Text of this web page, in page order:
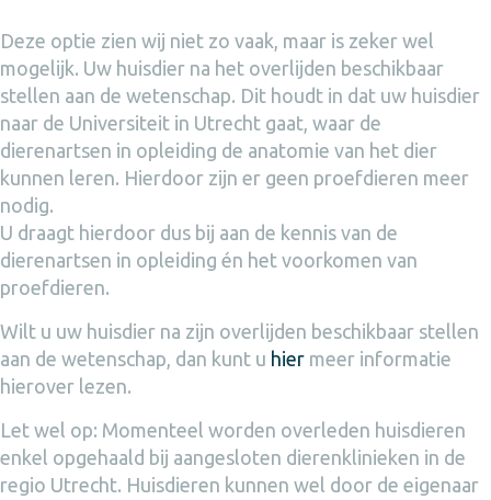
Deze optie zien wij niet zo vaak, maar is zeker wel
mogelijk. Uw huisdier na het overlijden beschikbaar
stellen aan de wetenschap. Dit houdt in dat uw huisdier
naar de Universiteit in Utrecht gaat, waar de
dierenartsen in opleiding de anatomie van het dier
kunnen leren. Hierdoor zijn er geen proefdieren meer
nodig.
U draagt hierdoor dus bij aan de kennis van de
dierenartsen in opleiding én het voorkomen van
proefdieren.
Wilt u uw huisdier na zijn overlijden beschikbaar stellen
aan de wetenschap, dan kunt u hier meer informatie
hierover lezen.
Let wel op: Momenteel worden overleden huisdieren
enkel opgehaald bij aangesloten dierenklinieken in de
regio Utrecht. Huisdieren kunnen wel door de eigenaar